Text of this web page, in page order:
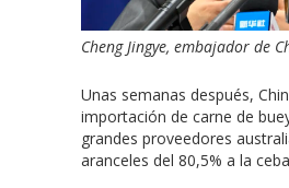
Cheng Jingye, embajador de
Unas semanas después,
importación de carne de
grandes proveedores
aranceles del 80,5% a la